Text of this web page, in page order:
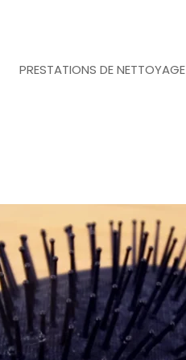
PRESTATIONS DE NETTOYAGE